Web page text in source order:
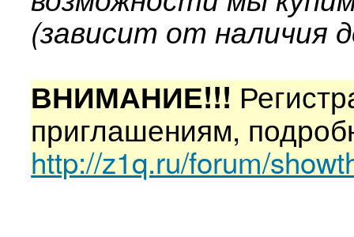
(зависит от наличия
ВНИМАНИЕ!!!
приглашениям,
http://z1q.ru/forum/